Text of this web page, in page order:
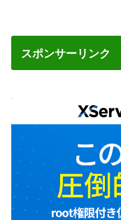
スポンサーリンク